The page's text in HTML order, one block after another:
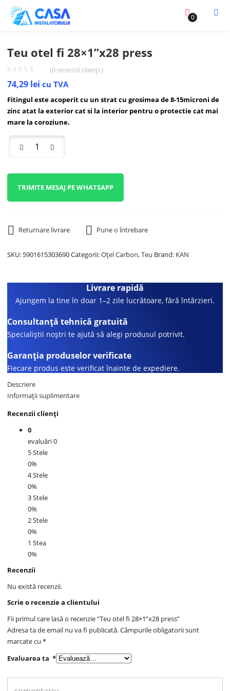
0
Teu otel fi 28×1”x28 press
(0 recenzii clienți )
74,29 lei cu TVA
Fitingul este acoperit cu un strat cu grosimea de 8-15microni de
zinc atat la exterior cat si la interior pentru o protectie cat mai
mare la coroziune.
TRIMITE MESAJ PE WHATSAPP
Returnare livrare Pune o întrebare
SKU: 5901615303690Categorii:Oțel Carbon,Teu Brand: KAN
Livrare rapidă
Ajungem la tine în doar 1–2 zile lucrătoare, fără întârzieri.
Consultanță tehnică gratuită
Specialiștii noștri te ajută să alegi produsul potrivit.
Garanția produselor verificate
Fiecare produs este verificat înainte de expediere.
Descriere
Informații suplimentare
Recenzii clienți
0
evaluări 0
5 Stele
0%
4 Stele
0%
3 Stele
0%
2 Stele
0%
1 Stea
0%
Recenzii
Nu există recenzii.
Scrie o recenzie a clientului
Fii primul care lasă o recenzie “Teu otel fi 28×1”x28 press”
Adresa ta de email nu va fi publicată.Câmpurile obligatorii sunt
marcate cu*
Evaluarea ta*